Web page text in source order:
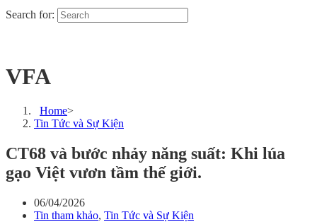
Search for:
VFA
Home>
Tin Tức và Sự Kiện
CT68 và bước nhảy năng suất: Khi lúa
gạo Việt vươn tầm thế giới.
06/04/2026
Tin tham khảo, Tin Tức và Sự Kiện